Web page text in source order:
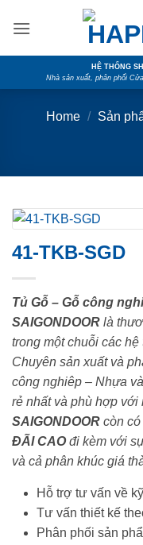
HỆ THỐNG
Nhà sản xuất, phân phối
Home / Sản
41-TKB-SGD
Tủ Gỗ – Gỗ công
SAIGONDOOR là
trong một chuỗi các
Chuyên sản xuất và
công nghiêp – Nhựa
rẻ nhất và phù hợp với
SAIGONDOOR còn
ĐÃI CAOđi kèm với
và cả phân khúc giá
Hỗ trợ tư vấn về
Tư vấn thiết kế
Phân phối sản